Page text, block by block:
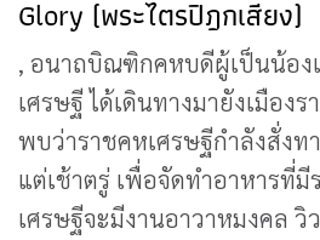
Glory (พระไตรปิฎกเสียง)
, อนาถบิณฑิกคหบดีผู้เป็นน้อง
เศรษฐี ได้เดินทางมายังเมือง
พบว่าราชคหเศรษฐีกำลังสั่งท
แต่เช้าตรู่ เพื่อจัดทำอาหารที่มี
เศรษฐีจะมีงานอาวาหมงคล